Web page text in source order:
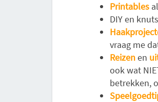
Printables
DIY en
vraag me
Reizenen
ook wat
betrekken,